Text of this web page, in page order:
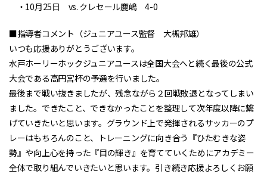
・10月25日 vs. クレセール鹿嶋 4-0
■指導者コメント（ジュニアユース監督 大槻邦雄）
いつも応援ありがとうございます。
水戸ホーリーホックジュニアユースは全国大会へと続く最後の公式
大会である高円宮杯の予選を行いました。
最後まで戦い抜きましたが、残念ながら２回戦敗退となってしまい
ました。できたこと、できなかったことを整理して次年度以降に繋
げていきたいと思います。グラウンド上で発揮されるサッカーのプ
レーはもちろんのこと、トレーニングに向き合う『ひたむきな姿
勢』や向上心を持った『目の輝き』を育てていくためにアカデミー
全体で取り組んでいきたいと思います。引き続き応援よろしくお願